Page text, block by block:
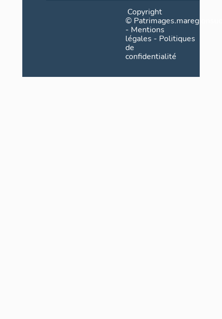
Copyright
©
- Mentions
légales - Politiques
de
confidentialité